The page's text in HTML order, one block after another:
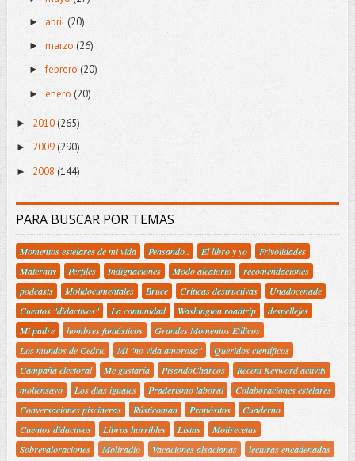
► abril(20)
► marzo (26)
►febrero (20)
► enero (20)
► 2010(265)
► 2009 (290)
► 2008 (144)
PARA BUSCAR POR TEMAS
Momentos estelares de mi vida Pensando.. El libro y yo
Frivolidades
Maternity
Perfiles Indignaciones Modo aleatorio
recomendaciones
podcasts
Molidocumentales Bruce Criticas destructivas
Unadocenade
Cuentos "didactivos"
La comunidad Washington roadtrip
despellejes
Mi padre
hombres fantásticos
Grandes Momentos Etílicos
Los mundos de Cedric
Mi "no vida amorosa"
Queridos científicos
Campaña electoral
Me gustaría PisandoCharcos
Recent Keyword activity
moliensayo
Los días iguales Praderismo laboral
Colaboraciones estelares
Conversaciones piscineras
Rústicoman Propósitos
Cuaderno
Cuentos didactivos
Libros horribles Listas
Molirecetas
Sobrevaloraciones
Moliradio Vacaciones alsacianas
lecturas encadenadas